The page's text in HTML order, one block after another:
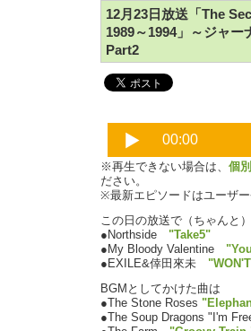
12月23日放送「The
1989～1994」～ジャ
Part2
※再生できない場合は、 個
ださい。
※最新エピソードはユーザ
この日の放送で（ちゃんと
●Northside "Take5"
●My Bloody Valentine
●EXILE&倖田來未
BGMとしてかけた曲は
●The Stone Roses
●The Soup Dragons "I'm